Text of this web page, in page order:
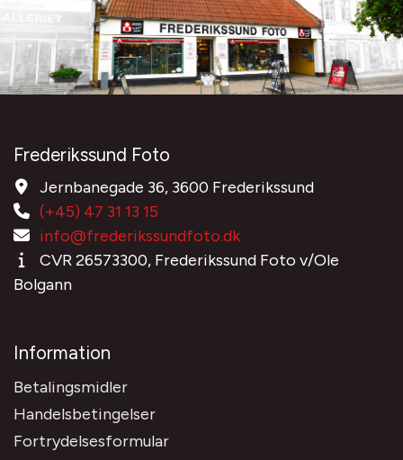
Frederikssund Foto
Jernbanegade 36, 3600 Frederikssund
(+45) 47 31 13 15
info@frederikssundfoto.dk
CVR 26573300, Frederikssund Foto v/Ole
Bolgann
Information
Betalingsmidler
Handelsbetingelser
Fortrydelsesformular